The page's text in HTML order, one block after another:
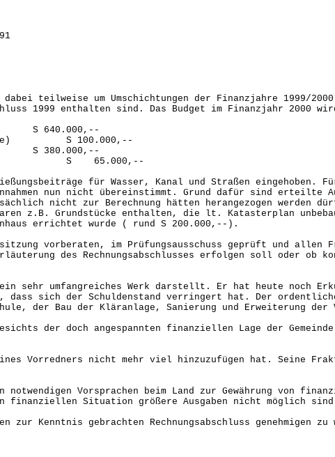
teilweise um Umschichtungen der Finanzjahre 1999/2000.
1999 enthalten sind. Das Budget im Finanzjahr 2000 wird
S 100.000,--
S 65.000,--
für Wasser, Kanal und Straßen eingehoben.
nun nicht übereinstimmt. Grund dafür sind erteilte
nicht zur Berechnung hätten herangezogen werden
z.B. Grundstücke enthalten, die lt. Katasterplan
errichtet wurde ( rund S 200.000,--).
vorberaten, im Prüfungsausschuss geprüft und
des Rechnungsabschlusses erfolgen soll oder ob
sehr umfangreiches Werk darstellt. Er hat heute noch
sich der Schuldenstand verringert hat. Der
der Bau der Kläranlage, Sanierung und Erweiterung der
der doch angespannten finanziellen Lage der
Vorredners nicht mehr viel hinzuzufügen hat. Seine
Vorsprachen beim Land zur Gewährung von
finanziellen Situation größere Ausgaben nicht möglich
Kenntnis gebrachten Rechnungsabschluss genehmigen zu